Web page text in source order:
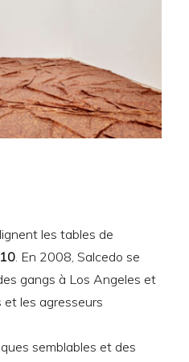
les tables de
. En 2008, Salcedo se
gangs à Los Angeles et
les agresseurs
semblables et des